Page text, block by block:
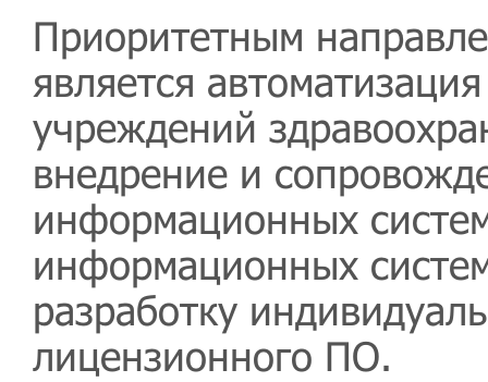
Приоритетным
является
учреждений
внедрение и
информационных
информационных
разработку
лицензионного ПО.